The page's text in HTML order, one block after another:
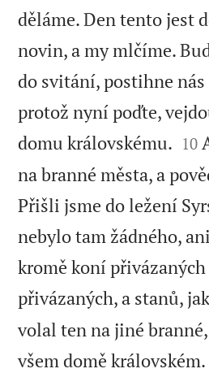
děláme. Den tento jest
novin, a my mlčíme.
do svitání, postihne
protož nyní poďte,
domu královskému. 

10
na branné města, a
Přišli jsme do ležení
nebylo tam žádného,
kromě koní přivázaných
přivázaných, a stanů,
volal ten na jiné
všem domě královském.